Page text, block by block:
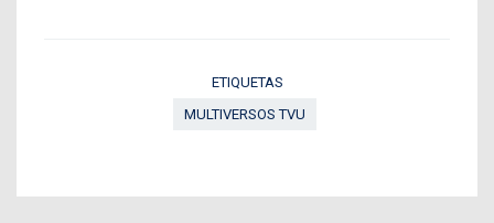
ETIQUETAS
MULTIVERSOS TVU